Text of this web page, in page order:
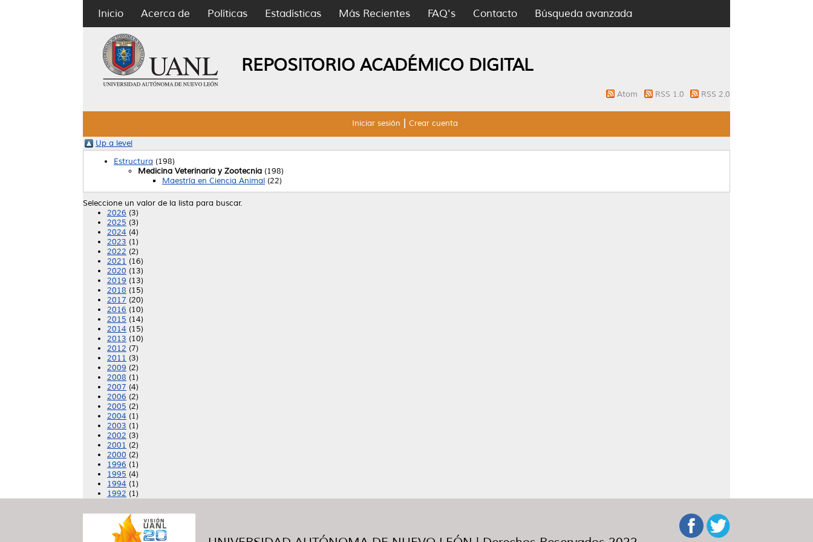
Inicio Acerca de Políticas Estadísticas Más Recientes FAQ's Contacto Búsqueda avanzada
REPOSITORIO ACADÉMICO DIGITAL
Atom RSS 1.0 RSS 2.0
Iniciar sesión Crear cuenta
Up a level
Estructura (198)
Medicina Veterinaria y Zootecnia (198)
Maestría en Ciencia Animal (22)
Seleccione un valor de la lista para buscar.
2026 (3)
2025 (3)
2024 (4)
2023 (1)
2022 (2)
2021 (16)
2020 (13)
2019 (13)
2018 (15)
2017 (20)
2016 (10)
2015 (14)
2014 (15)
2013 (10)
2012 (7)
2011 (3)
2009 (2)
2008 (1)
2007 (4)
2006 (2)
2005 (2)
2004 (1)
2003 (1)
2002 (3)
2001 (2)
2000 (2)
1996 (1)
1995 (4)
1994 (1)
1992 (1)